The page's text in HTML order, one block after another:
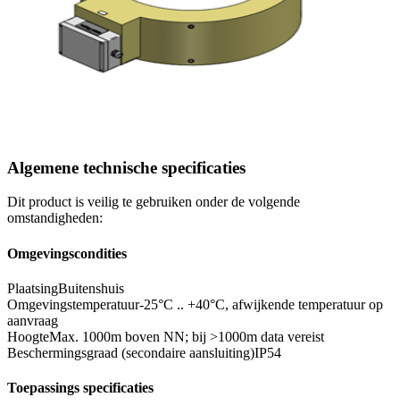
Algemene technische specificaties
Dit product is veilig te gebruiken onder de volgende
omstandigheden:
Omgevingscondities
PlaatsingBuitenshuis
Omgevingstemperatuur-25°C .. +40°C, afwijkende temperatuur op
aanvraag
HoogteMax. 1000m boven NN; bij >1000m data vereist
Beschermingsgraad (secondaire aansluiting)IP54
Toepassings specificaties